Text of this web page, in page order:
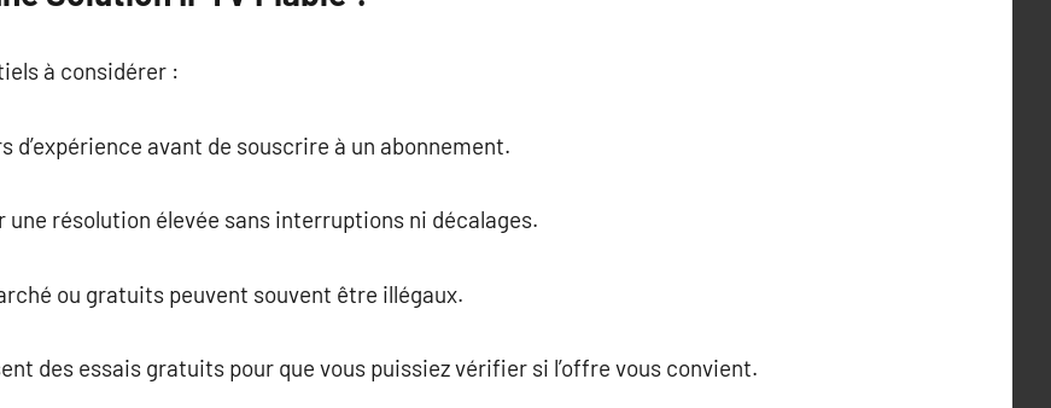
à considérer :
d’expérience avant de souscrire à un abonnement.
résolution élevée sans interruptions ni décalages.
ou gratuits peuvent souvent être illégaux.
des essais gratuits pour que vous puissiez vérifier si l’offre vous convient.